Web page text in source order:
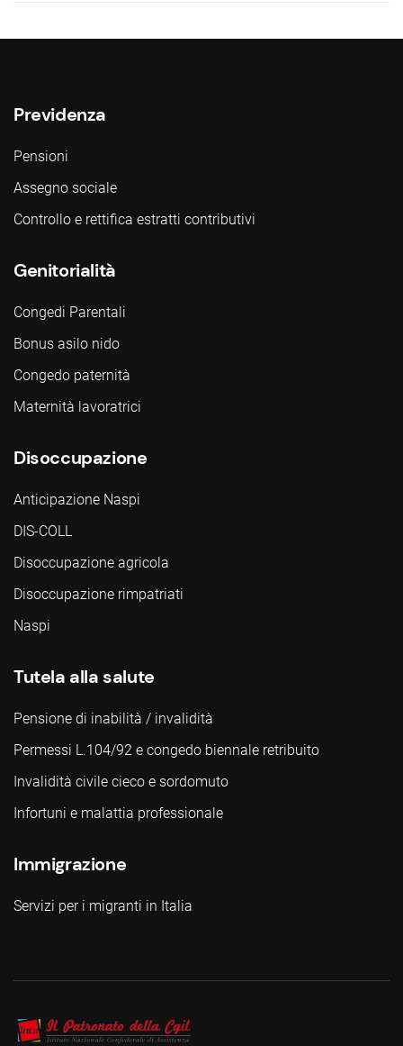
Previdenza
Pensioni
Assegno sociale
Controllo e rettifica estratti contributivi
Genitorialità
Congedi Parentali
Bonus asilo nido
Congedo paternità
Maternità lavoratrici
Disoccupazione
Anticipazione Naspi
DIS-COLL
Disoccupazione agricola
Disoccupazione rimpatriati
Naspi
Tutela alla salute
Pensione di inabilità / invalidità
Permessi L.104/92 e congedo biennale retribuito
Invalidità civile cieco e sordomuto
Infortuni e malattia professionale
Immigrazione
Servizi per i migranti in Italia